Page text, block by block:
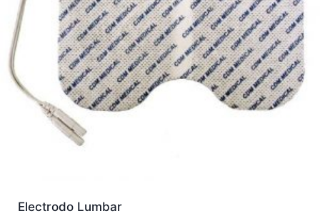
Electrodo Lumbar